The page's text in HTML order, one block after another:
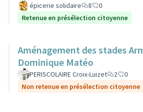
épicerie solidaire 8
0
Retenue en présélection citoyenne
Aménagement des stades
Dominique Matéo
PERISCOLAIRE Croix-Luizet 2
0
Non retenue en présélection citoyenne